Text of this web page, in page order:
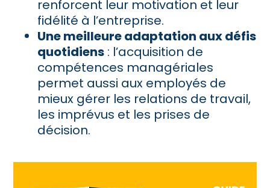
renforcent leur motivation et leur
fidélité à l’entreprise.
Une meilleure adaptation aux défis
quotidiens : l’acquisition de
compétences managériales
permet aussi aux employés de
mieux gérer les relations de travail,
les imprévus et les prises de
décision.